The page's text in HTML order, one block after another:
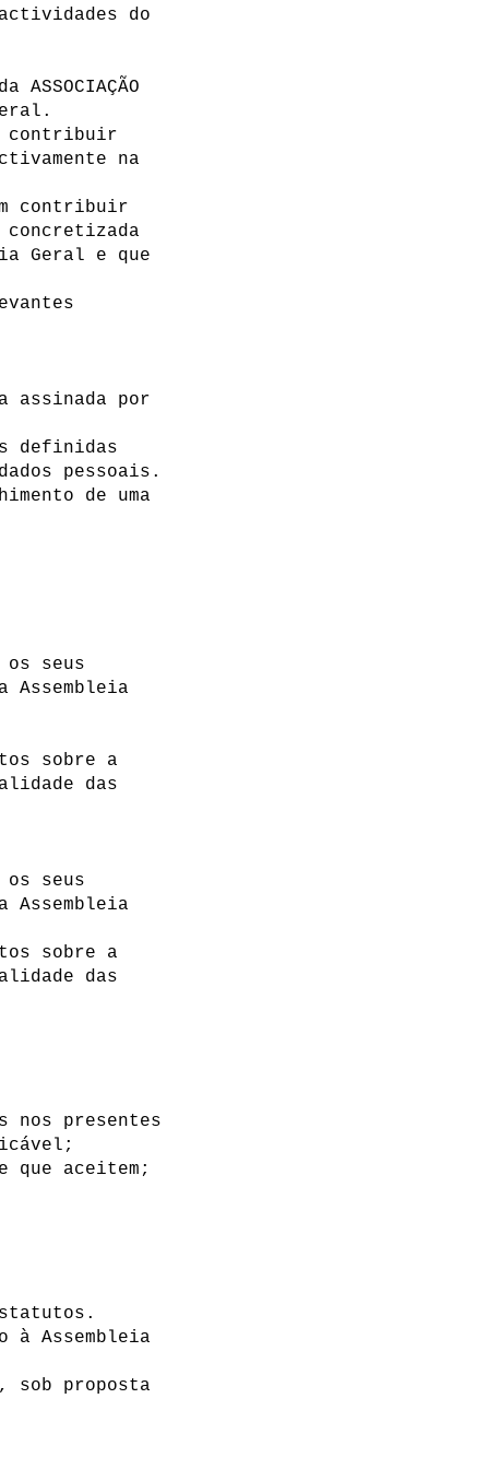
do
contribuir
na
contribuir
concretizada
Geral e que
assinada por
definidas
pessoais.
de uma
os seus
Assembleia
sobre a
das
os seus
Assembleia
sobre a
das
nos presentes
que aceitem;
à Assembleia
sob proposta